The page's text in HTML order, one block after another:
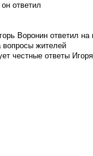
ответил
Воронин ответил
вопросы жителей
честные ответы